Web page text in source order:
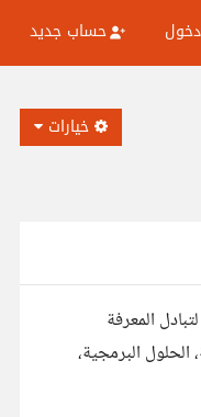
دخول حساب جديد
خيارات
المعرفة
البرمجية،